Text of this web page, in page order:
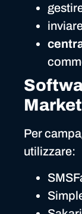
Per
utilizzare: